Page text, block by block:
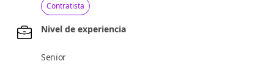
Contratista
Nivel de experiencia
Senior